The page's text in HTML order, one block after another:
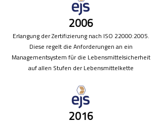
2006
Erlangung der Zertifizierung nach ISO 22000:2005.
Diese regelt die Anforderungen an ein
Managementsystem für die Lebensmittelsicherheit
auf allen Stufen der Lebensmittelkette
2016